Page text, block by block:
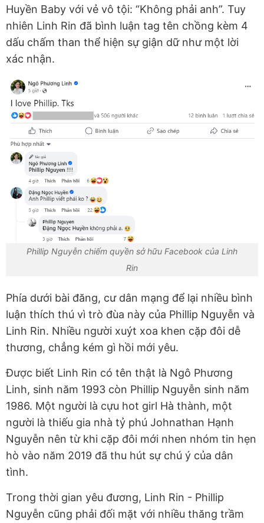
Huyền Baby với vẻ vô tội: “Không phải anh”. Tuy
nhiên Linh Rin đã bình luận tag tên chồng kèm 4
dấu chấm than thể hiện sự giận dữ như một lời
xác nhận.
Phillip Nguyễn chiếm quyền sở hữu Facebook của Linh
Rin
Phía dưới bài đăng, cư dân mạng để lại nhiều bình
luận thích thú vì trò đùa này của Phillip Nguyễn và
Linh Rin. Nhiều người xuýt xoa khen cặp đôi dễ
thương, chẳng kém gì hồi mới yêu.
Được biết Linh Rin có tên thật là Ngô Phương
Linh, sinh năm 1993 còn Phillip Nguyễn sinh năm
1986. Một người là cựu hot girl Hà thành, một
người là thiếu gia nhà tỷ phú Johnathan Hạnh
Nguyễn nên từ khi cặp đôi mới nhen nhóm tin hẹn
hò vào năm 2019 đã thu hút sự chú ý của dân
tình.
Trong thời gian yêu đương, Linh Rin - Phillip
Nguyễn cũng phải đối mặt với nhiều thăng trầm